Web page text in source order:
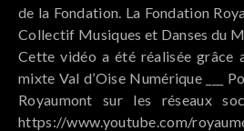
de la Fondation. La Fondation
Collectif Musiques et Danses du
Cette vidéo a été réalisée grâce
mixte Val d’Oise Numérique ___
Royaumont sur les réseaux
https://www.youtube.com/